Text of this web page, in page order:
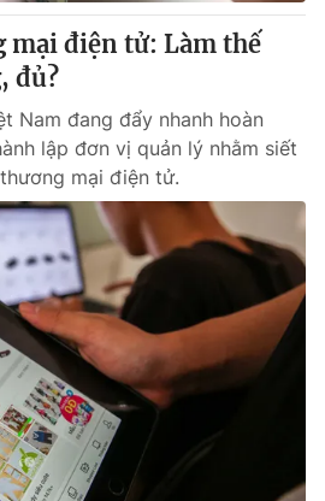
thức nếu không có sự chấp
nguồn VTV.vn khi phát hành lại
mại điện tử: Làm thế
đủ?
Nam đang đẩy nhanh hoàn
lập đơn vị quản lý nhằm siết
mại điện tử.